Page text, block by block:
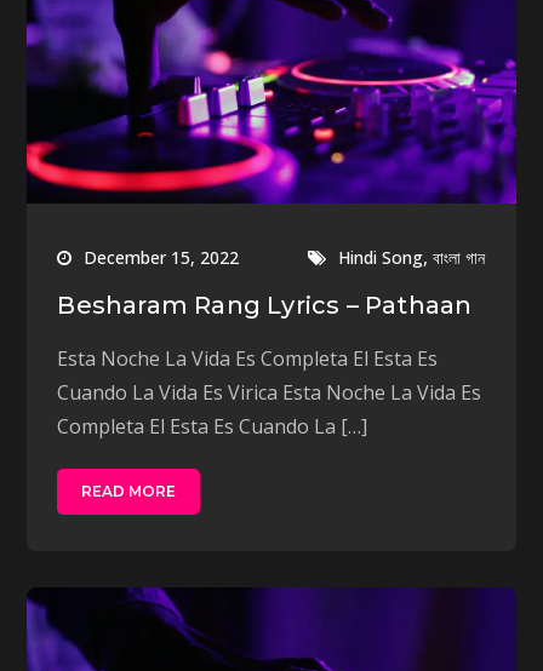
December 15, 2022 Hindi Song,বাংলা গান
Besharam Rang Lyrics – Pathaan
Esta Noche La Vida Es Completa El Esta Es
Cuando La Vida Es Virica Esta Noche La Vida Es
Completa El Esta Es Cuando La […]
READ MORE